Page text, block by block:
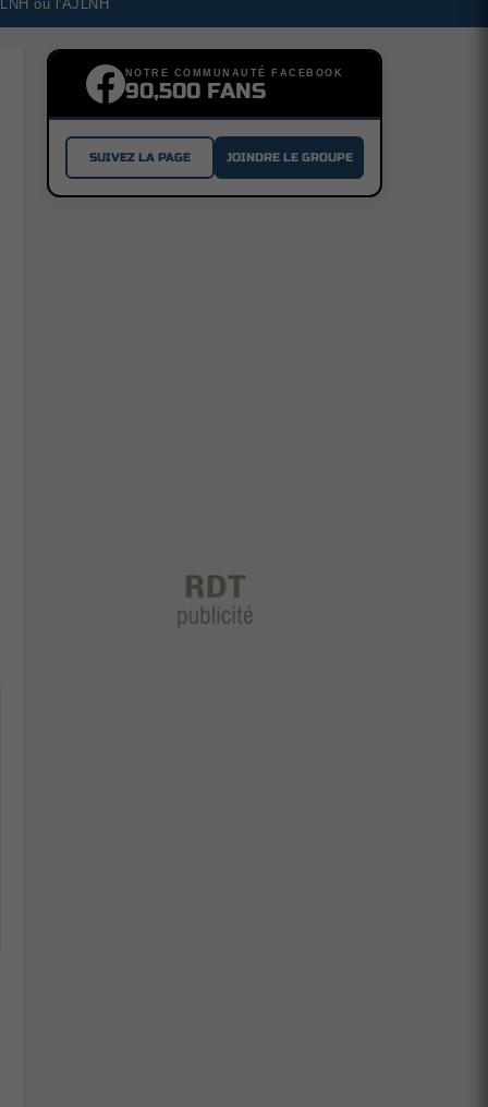
ou l'AJLNH
NOTRE COMMUNAUTÉ FACEBOOK
90,500 FANS
SUIVEZ LA PAGE JOINDRE LE GROUPE